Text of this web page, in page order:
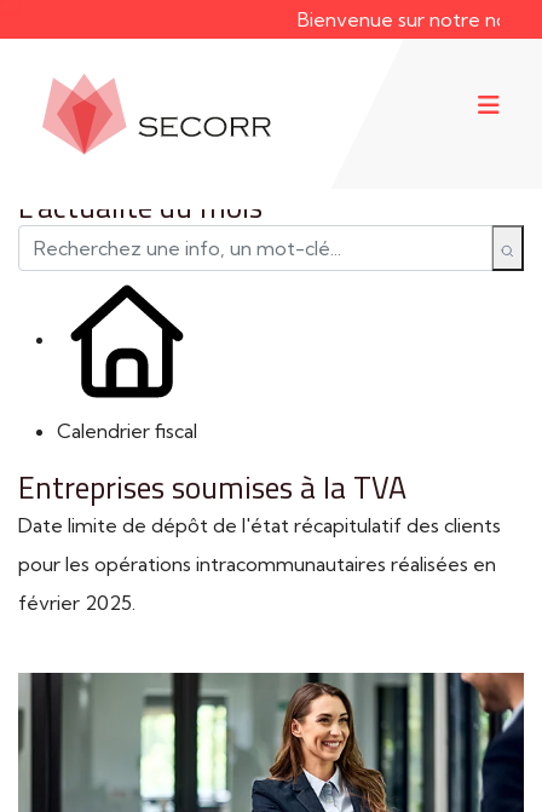
Bienvenue sur notre
L'actualité du mois
Calendrier fiscal
Entreprises soumises à la TVA
Date limite de dépôt de l'état récapitulatif des clients
pour les opérations intracommunautaires réalisées en
février 2025.